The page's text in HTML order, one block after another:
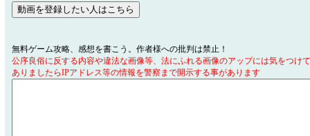
無料ゲーム攻略、感想を書こう。作者様への批判は禁止！
公序良俗に反する内容や違法な画像等、法にふれる画像のアップには気をつけ
ありましたらIPアドレス等の情報を警察まで開示する事があります